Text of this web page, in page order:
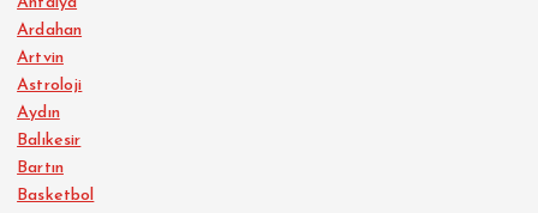
Ardahan
Artvin
Astroloji
Aydın
Balıkesir
Bartın
Basketbol